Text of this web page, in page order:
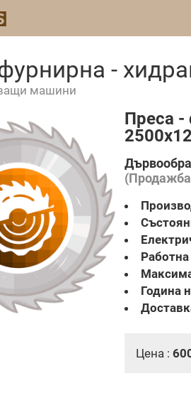
на терен
-
машини
Преса -
Година
Цена :